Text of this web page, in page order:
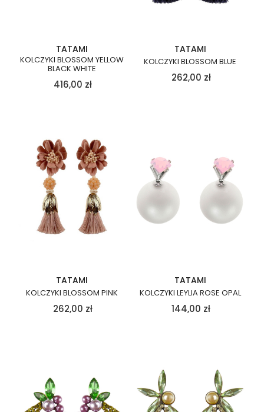
TATAMI
KOLCZYKI BLOSSOM YELLOW
BLACK WHITE
416,00 zł
TATAMI
KOLCZYKI BLOSSOM BLUE
262,00 zł
TATAMI
KOLCZYKI BLOSSOM PINK
262,00 zł
TATAMI
KOLCZYKI LEYLIA ROSE OPAL
144,00 zł